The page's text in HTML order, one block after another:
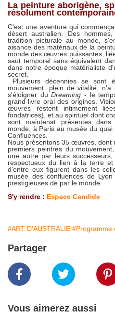
La peinture aborigène,
résolument
C'est une aventure qui
désert australien.
Des
tradition picturale au monde,
aisance des matériaux de la
monde des œuvres puissantes,
saut temporel sans équivalent
dans notre époque matérialiste
secret.
Plusieurs décennies se sont
mouvement, plein de vitalité, n'a
s'éloigner duDreaming - le
grand livre oral des origines.
œuvres restent intimement
fondatrices), et au spirituel dont
sont maintenat présentes
monde, à Paris au musée du
Confluences.
Nous présentons 35 œuvres, dont
premiers peintres du
une autre par leurs
respectueux du lien à la terre
d'entre eux figurent dans les
musée des confluences de
prestigieuses de par le monde.
S'y rendre : Espace Candide
#ART D'AUSTRALIE #Programme
Partager
Vous aimerez aussi